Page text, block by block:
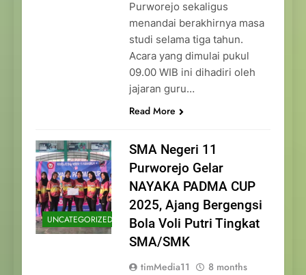
Purworejo sekaligus
menandai berakhirnya masa
studi selama tiga tahun.
Acara yang dimulai pukul
09.00 WIB ini dihadiri oleh
jajaran guru…
Read More
UNCATEGORIZED
SMA Negeri 11
Purworejo Gelar
NAYAKA PADMA CUP
2025, Ajang Bergengsi
Bola Voli Putri Tingkat
SMA/SMK
timMedia11
8 months